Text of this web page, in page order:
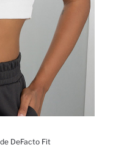
DeFacto Fit